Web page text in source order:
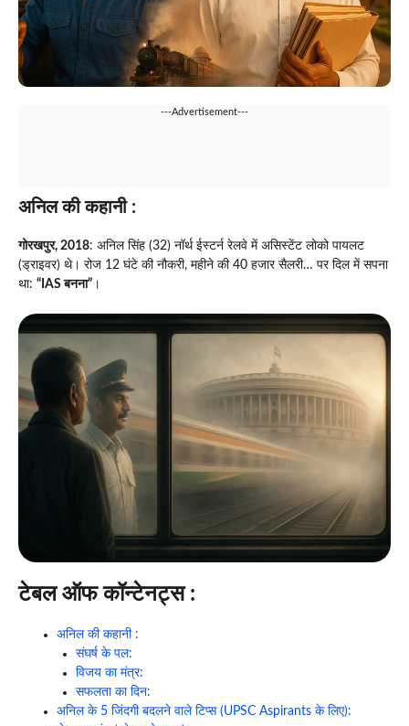
---Advertisement---
अनिल की कहानी :
गोरखपुर, 2018: अनिल सिंह (32) नॉर्थ ईस्टर्न रेलवे में असिस्टेंट लोको पायलट
(ड्राइवर) थे। रोज 12 घंटे की नौकरी, महीने की 40 हजार सैलरी… पर दिल में सपना
था: “IAS बनना” ।
टेबल ऑफ कॉन्टेनट्स :
अनिल की कहानी :
संघर्ष के पल:
विजय का मंत्र:
सफलता का दिन:
अनिल के 5 जिंदगी बदलने वाले टिप्स (UPSC Aspirants के लिए):